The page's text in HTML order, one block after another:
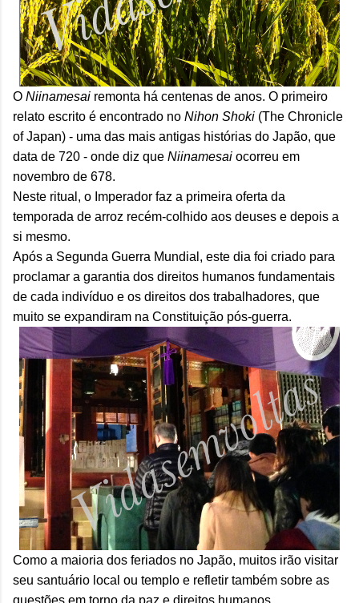
O Niinamesai remonta há centenas de anos. O primeiro
relato escrito é encontrado no Nihon Shoki (The Chronicle
of Japan) - uma das mais antigas histórias do Japão, que
data de 720 - onde diz que Niinamesai ocorreu em
novembro de 678.
Neste ritual, o Imperador faz a primeira oferta da
temporada de arroz recém-colhido aos deuses e depois a
si mesmo.
Após a Segunda Guerra Mundial, este dia foi criado para
proclamar a garantia dos direitos humanos fundamentais
de cada indivíduo e os direitos dos trabalhadores, que
muito se expandiram na Constituição pós-guerra.
Como a maioria dos feriados no Japão, muitos irão visitar
seu santuário local ou templo e refletir também sobre as
questões em torno da paz e direitos humanos.